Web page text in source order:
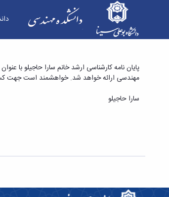
پایان نامه کارشناسی ارشد خانم
مهندسیمهندسی ارائه خواهد شد. خواهشمند است جهت
سارا حاجیلو